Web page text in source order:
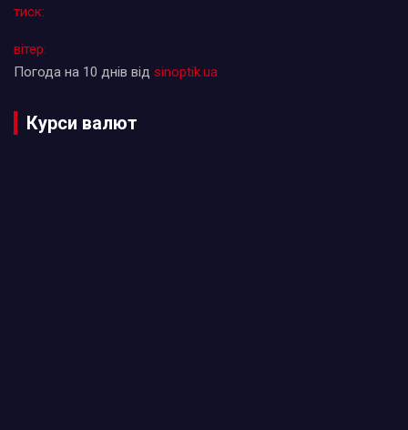
тиск:
вітер:
Погода на 10 днів від sinoptik.ua
Курси валют